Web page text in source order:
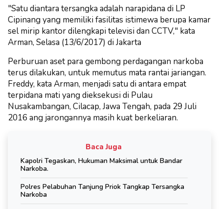
"Satu diantara tersangka adalah narapidana di LP
Cipinang yang memiliki fasilitas istimewa berupa kamar
sel mirip kantor dilengkapi televisi dan CCTV," kata
Arman, Selasa (13/6/2017) di Jakarta
Perburuan aset para gembong perdagangan narkoba
terus dilakukan, untuk memutus mata rantai jariangan.
Freddy, kata Arman, menjadi satu di antara empat
terpidana mati yang dieksekusi di Pulau
Nusakambangan, Cilacap, Jawa Tengah, pada 29 Juli
2016 ang jarongannya masih kuat berkeliaran.
Baca Juga
Kapolri Tegaskan, Hukuman Maksimal untuk Bandar
Narkoba.
Polres Pelabuhan Tanjung Priok Tangkap Tersangka
Narkoba